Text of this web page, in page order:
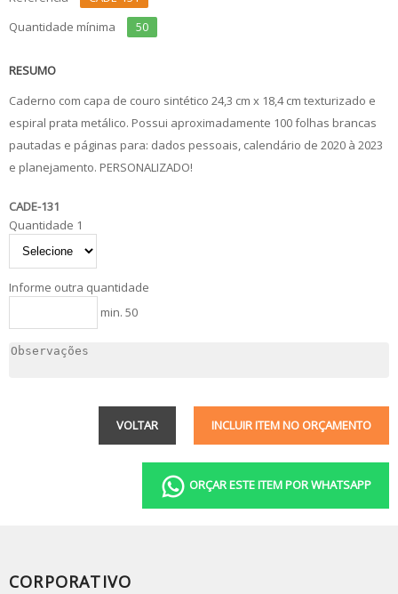
Quantidade mínima
50
RESUMO
Caderno com capa de couro sintético 24,3 cm x 18,4 cm texturizado e
espiral prata metálico. Possui aproximadamente 100 folhas brancas
pautadas e páginas para: dados pessoais, calendário de 2020 à 2023
e planejamento. PERSONALIZADO!
CADE-131
Quantidade 1
Informe outra quantidade
min. 50
INCLUIR ITEM NO ORÇAMENTO
VOLTAR
ORÇAR ESTE ITEM POR WHATSAPP
CORPORATIVO